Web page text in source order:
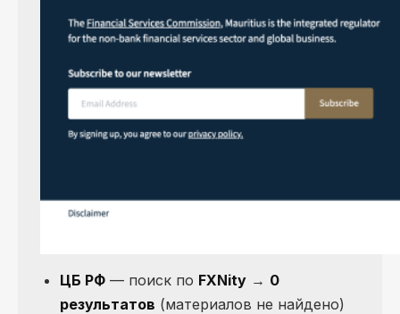
ЦБ РФ — поиск по FXNity → 0
результатов (материалов не найдено)